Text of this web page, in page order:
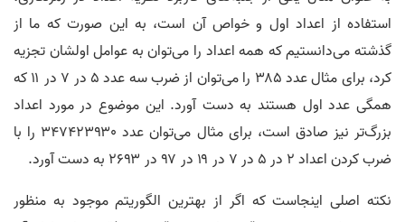
استفاده از اعداد اول و خواص آن است، به این صورت که ما از
گذشته می‌دانستیم که همه اعداد را می‌توان به عوامل اولشان تجزیه
کرد، برای مثال عدد ۳۸۵ را می‌توان از ضرب سه عدد ۵ در ۷ در ۱۱ که
همگی عدد اول هستند به دست آورد. این موضوع در مورد اعداد
بزرگ‌تر نیز صادق است، برای مثال می‌توان عدد ۳۴۷۴۲۳۹۳۰ را با
ضرب کردن اعداد ۲ در ۵ در ۷ در ۱۹ در ۹۷ در ۲۶۹۳ به دست آورد.
نکته اصلی اینجاست که اگر از بهترین الگوریتم موجود به منظور